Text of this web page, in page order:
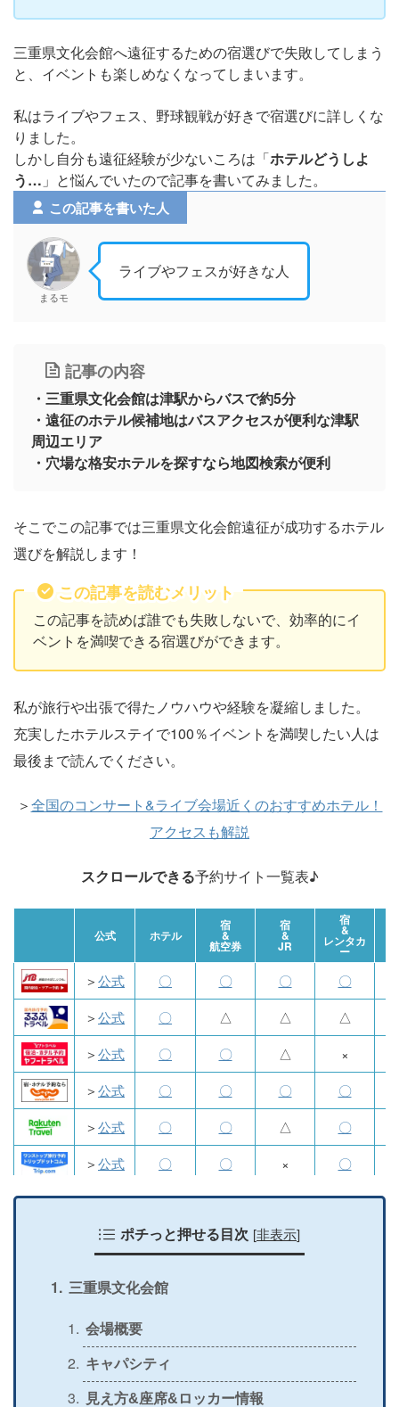
三重県文化会館へ遠征するための宿選びで失敗してしまう
と、イベントも楽しめなくなってしまいます。
私はライブやフェス、野球観戦が好きで宿選びに詳しくな
りました。
しかし自分も遠征経験が少ないころは「ホテルどうしよ
う… 」と悩んでいたので記事を書いてみました。
この記事を書いた人
まるモ
ライブやフェスが好きな人
記事の内容
・三重県文化会館は津駅からバスで約5分
・遠征のホテル候補地はバスアクセスが便利な津駅
周辺エリア
・穴場な格安ホテルを探すなら地図検索が便利
そこでこの記事では三重県文化会館遠征が成功するホテル
選びを解説します！
この記事を読むメリット
この記事を読めば誰でも失敗しないで、効率的にイ
ベントを満喫できる宿選びができます。
私が旅行や出張で得たノウハウや経験を凝縮しました。
充実したホテルステイで100％イベントを満喫したい人は
最後まで読んでください。
＞全国のコンサート&ライブ会場近くのおすすめホテル！
アクセスも解説
スクロールできる予約サイト一覧表♪
公式 ホテル
宿
&
航空券
宿
&
JR
宿
&
レンタカ
ー
＞公式 〇 〇 〇
〇
＞公式 〇 △ △
△
＞公式 〇 〇 △
×
＞公式 〇 〇 〇 〇
＞公式 〇 〇 △
〇
＞公式 〇 〇 × 〇
＞公式 〇 〇 × 〇
公式 〇 × ×
＞公式 〇 〇 〇
〇
＞公式 〇 × ×
×
ポチっと押せる目次 [非表示]
三重県文化会館
会場概要
キャパシティ
見え方&座席&ロッカー情報